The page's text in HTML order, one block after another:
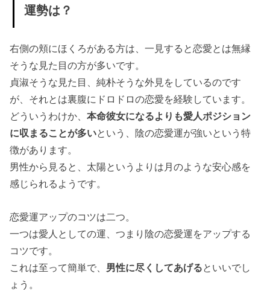
運勢は？
右側の頬にほくろがある方は、一見すると恋愛とは無縁
そうな見た目の方が多いです。
貞淑そうな見た目、純朴そうな外見をしているのです
が、それとは裏腹にドロドロの恋愛を経験しています。
どういうわけか、本命彼女になるよりも愛人ポジション
に収まることが多いという、陰の恋愛運が強いという特
徴があります。
男性から見ると、太陽というよりは月のような安心感を
感じられるようです。
恋愛運アップのコツは二つ。
一つは愛人としての運、つまり陰の恋愛運をアップする
コツです。
これは至って簡単で、 男性に尽くしてあげるといいでし
ょう。